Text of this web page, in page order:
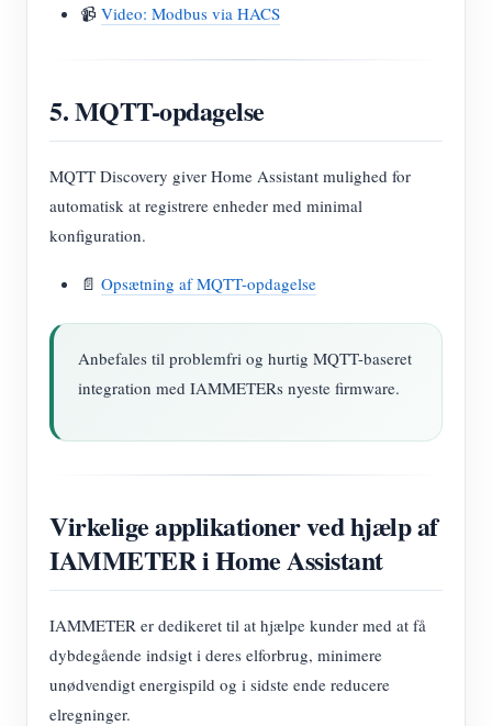
📹 Video: Modbus via HACS
5. MQTT-opdagelse
MQTT Discovery giver Home Assistant mulighed for
automatisk at registrere enheder med minimal
konfiguration.
📄 Opsætning af MQTT-opdagelse
Anbefales til problemfri og hurtig MQTT-baseret
integration med IAMMETERs nyeste firmware.
Virkelige applikationer ved hjælp af
IAMMETER i Home Assistant
IAMMETER er dedikeret til at hjælpe kunder med at få
dybdegående indsigt i deres elforbrug, minimere
unødvendigt energispild og i sidste ende reducere
elregninger.